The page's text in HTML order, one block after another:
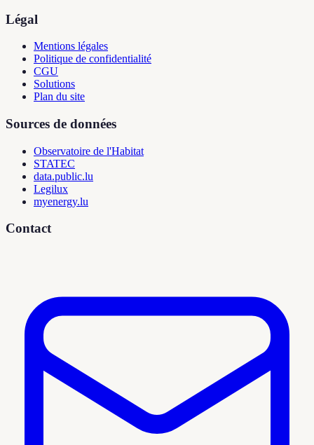
Légal
Mentions légales
Politique de confidentialité
CGU
Solutions
Plan du site
Sources de données
Observatoire de l'Habitat
STATEC
data.public.lu
Legilux
myenergy.lu
Contact